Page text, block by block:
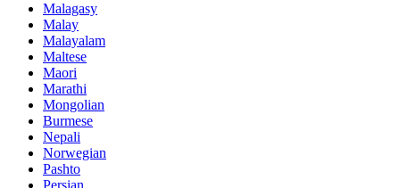
Malagasy
Malay
Malayalam
Maltese
Maori
Marathi
Mongolian
Burmese
Nepali
Norwegian
Pashto